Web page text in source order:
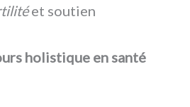
et soutien
holistique en santé